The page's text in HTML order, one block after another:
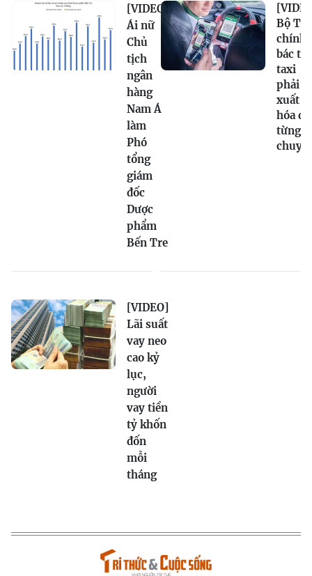
[VIDEO]
Ái nữ
Chủ
tịch
ngân
hàng
Nam Á
làm
Phó
tổng
giám
đốc
Dược
phẩm
Bến Tre
Bộ Tài
chính
bác tin
taxi
phải
xuất
hóa
từng
[VIDEO]
Lãi suất
vay neo
cao kỷ
lục,
người
vay tiền
tỷ khốn
đốn
mỗi
tháng